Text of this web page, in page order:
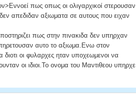
πως οπως οι ολιγαρχικοί στερουσαν
απεδιδαν αξιωματα σε αυτους που ειχαν
πως στην πινακιδα δεν υπηρχαν
αυτο το αξιωμα.Ενω στον
οι φυλαρχες ηταν υποχεωμενοι να
οι ιδιοι.Το ονομα του Μαντιθεου υπηρχε